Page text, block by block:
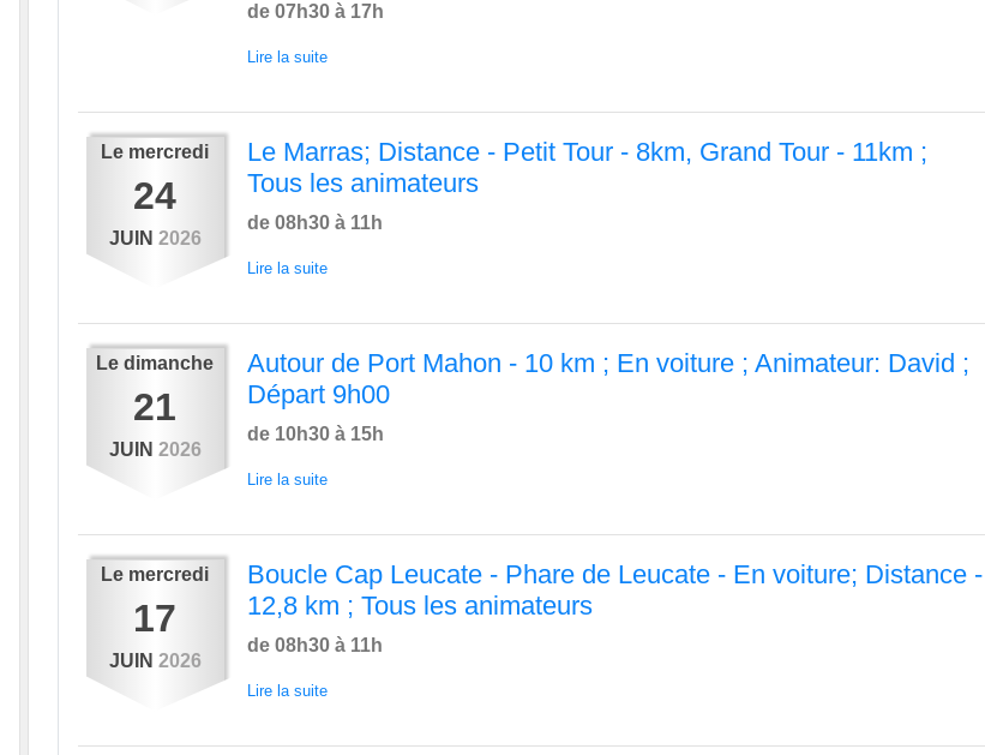
de 07h30 à 17h
Lire la suite
Le mercredi
24
JUIN 2026
Le Marras; Distance - Petit Tour - 8km, Grand Tour - 11km ;
Tous les animateurs
de 08h30 à 11h
Lire la suite
Ledimanche
21
JUIN 2026
Autour de Port Mahon - 10 km ; En voiture ; Animateur: David ;
Départ 9h00
de 10h30 à 15h
Lire la suite
Le mercredi
17
JUIN 2026
Boucle Cap Leucate - Phare de Leucate - En voiture; Distance -
12,8 km ; Tous les animateurs
de 08h30 à 11h
Lire la suite